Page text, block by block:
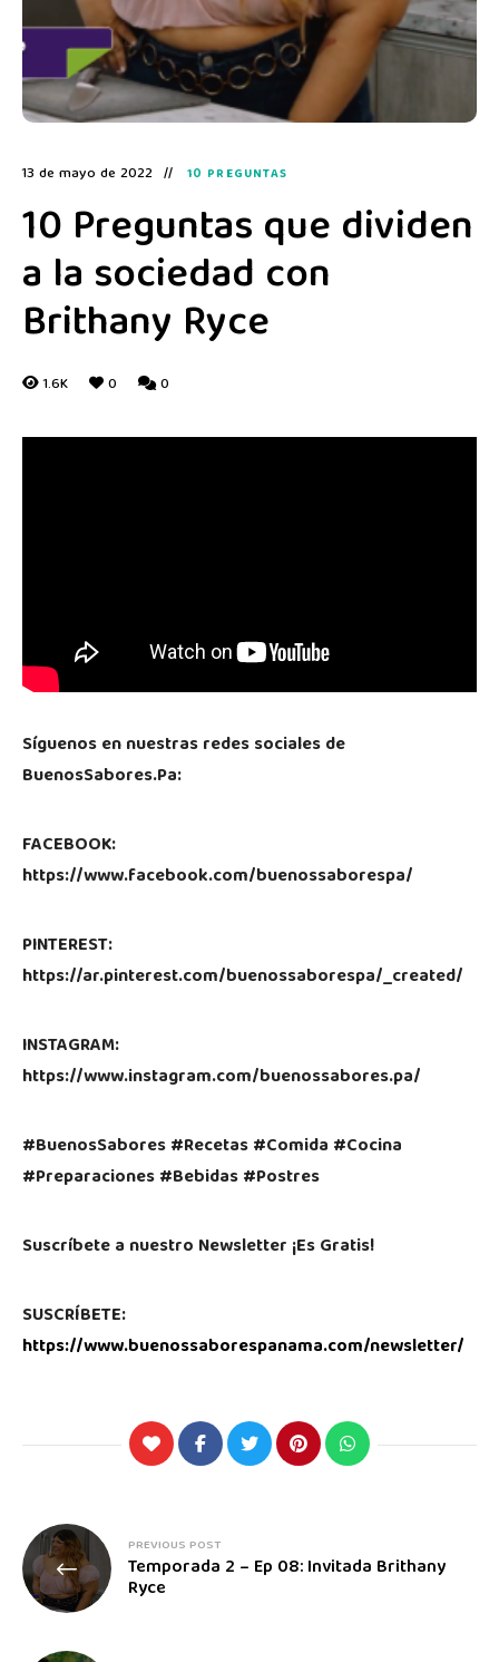
13 de mayo de 2022 10 PREGUNTAS
10 Preguntas que dividen
a la sociedad con
Brithany Ryce
1.6K 0 0
Síguenos en nuestras redes sociales de
BuenosSabores.Pa:
FACEBOOK:
https://www.facebook.com/buenossaborespa/
PINTEREST:
https://ar.pinterest.com/buenossaborespa/_created/
INSTAGRAM:
https://www.instagram.com/buenossabores.pa/
#BuenosSabores #Recetas #Comida #Cocina
#Preparaciones #Bebidas #Postres
Suscríbete a nuestro Newsletter ¡Es Gratis!
SUSCRÍBETE:
https://www.buenossaborespanama.com/newsletter/
PREVIOUS POST
Temporada 2 – Ep 08: Invitada Brithany
Ryce